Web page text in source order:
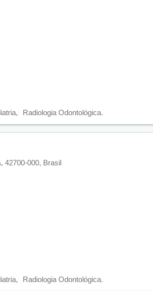
Radiologia Odontológica
42700-000, Brasil
Radiologia Odontológica